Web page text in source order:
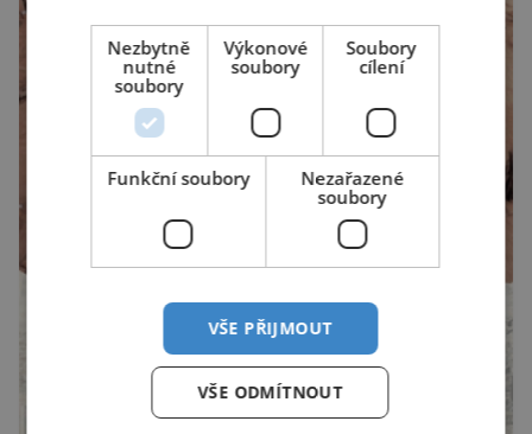
Nezbytně
nutné
soubory
Výkonové
soubory
Soubory
cílení
Funkční soubory
Nezařazené
soubory
VŠE PŘIJMOUT
VŠE ODMÍTNOUT